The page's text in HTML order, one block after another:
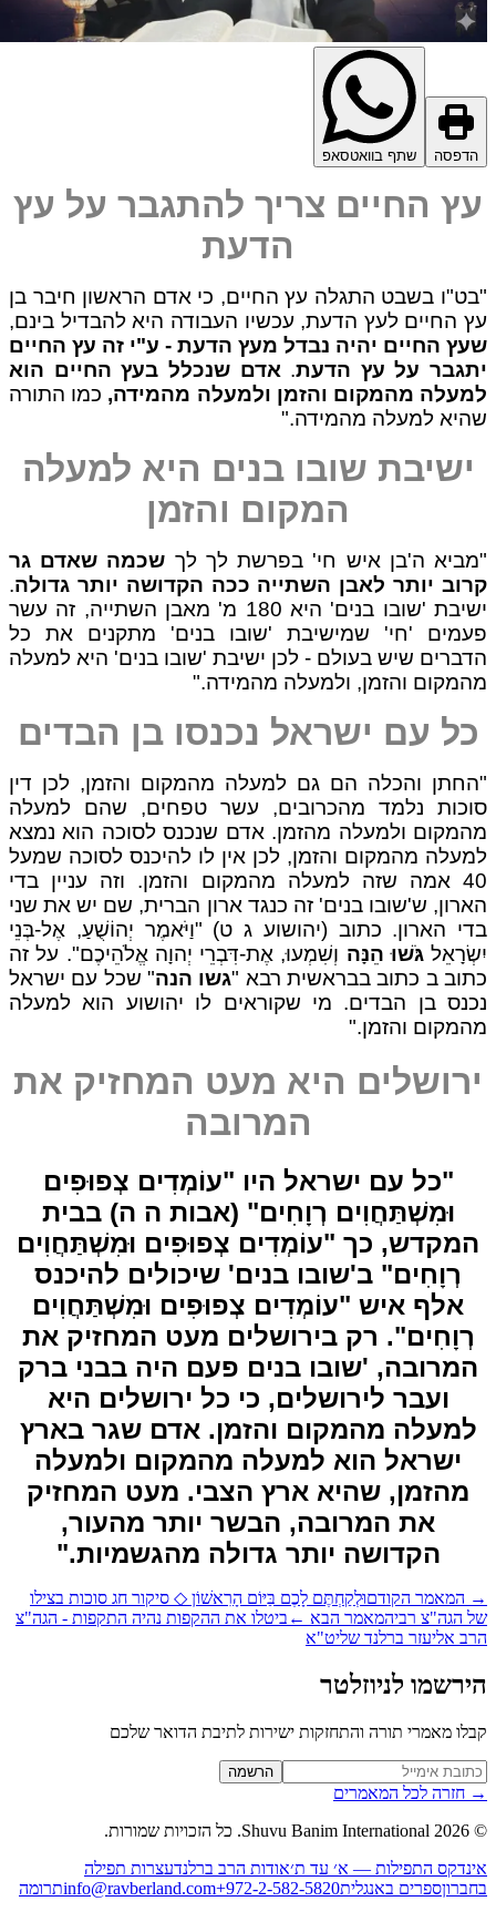
שתף בוואטסאפ
החיים צריך להתגבר על עץ
הדעת
בשבט התגלה עץ החיים, כי אדם הראשון חיבר בן
החיים לעץ הדעת, עכשיו העבודה היא להבדיל בינם,
החיים יהיה נבדל מעץ הדעת - ע"י זה עץ החיים
על עץ הדעת.אדם שנכלל בעץ החיים הוא
מהמקום והזמן ולמעלה מהמידה,כמו התורה
למעלה מהמידה."
ישיבת שובו בנים היא למעלה
המקום והזמן
ה'בן איש חי' בפרשת לך לךשכמה שאדם גר
יותר לאבן השתייה ככה הקדושה יותר גדולה.
ישיבת 'שובו בנים' היא 180 מ' מאבן השתייה, זה עשר
'חי' שמישיבת 'שובו בנים' מתקנים את כל
שיש בעולם - לכן ישיבת 'שובו בנים' היא למעלה
והזמן, ולמעלה מהמידה."
עם ישראל נכנסו בן הבדים
והכלה הם גם למעלה מהמקום והזמן, לכן דין
נלמד מהכרובים, עשר טפחים, שהם למעלה
ולמעלה מהזמן. אדם שנכנס לסוכה הוא נמצא
מהמקום והזמן, לכן אין לו להיכנס לסוכה שמעל
40 אמה שזה למעלה מהמקום והזמן. וזה עניין בדי
ש'שובו בנים' זה כנגד ארון הברית, שם יש את שני
הארון. כתוב (יהושוע ג ט) "וַיֹּאמֶר יְהוֹשֻׁעַ, אֶל-בְּנֵי
גֹּשׁוּ הֵנָּהוְשִׁמְעוּ, אֶת-דִּבְרֵי יְהוָה אֱלֹהֵיכֶם". על זה
ב כתוב בבראשית רבא "גשו הנה" שכל עם ישראל
בן הבדים. מי שקוראים לו יהושוע הוא למעלה
והזמן."
היא מעט המחזיק את
המרובה
"כל עם ישראל היו "עוֹמְדִים צְפוּפִים
וּמִשְׁתַּחֲוִים רְוָחִים" (אבות ה ה) בבית
כך "עוֹמְדִים צְפוּפִים וּמִשְׁתַּחֲוִים
רְוָחִים" ב'שובו בנים' שיכולים להיכנס
אלף איש "עוֹמְדִים צְפוּפִים וּמִשְׁתַּחֲוִים
רְוָחִים". רק בירושלים מעט המחזיק את
'שובו בנים פעם היה בבני ברק
ועבר לירושלים, כי כל ירושלים היא
מהמקום והזמן. אדם שגר בארץ
ישראל הוא למעלה מהמקום ולמעלה
מהזמן, שהיא ארץ הצבי. מעט המחזיק
את המרובה, הבשר יותר מהעור,
הקדושה יותר גדולה מהגשמיות."
המאמר הקודםוּלְקַחְתֶּם לָכֶם בַּיּוֹם הָרִאשׁוֹן ◇ סיקור חג סוכות בצילו
הגה"צ רבי המאמר הבא ← ביטלו את ההקפות נהיה התקפות - הגה"צ
אליעזר ברלנד שליט"א
לניוזלטר
מאמרי תורה והתחזקות ישירות לתיבת הדואר שלכם
Website (leave הרשמה
חזרה לכל המאמרים
2026
Shuvu Banim International.
כל הזכויות שמורות.
התפילות — א׳ עד ת׳אודות הרב ברלנדעצרות תפילה
ספרים באנגלית info@ravberland.com+972-2-582-5820 תרומה